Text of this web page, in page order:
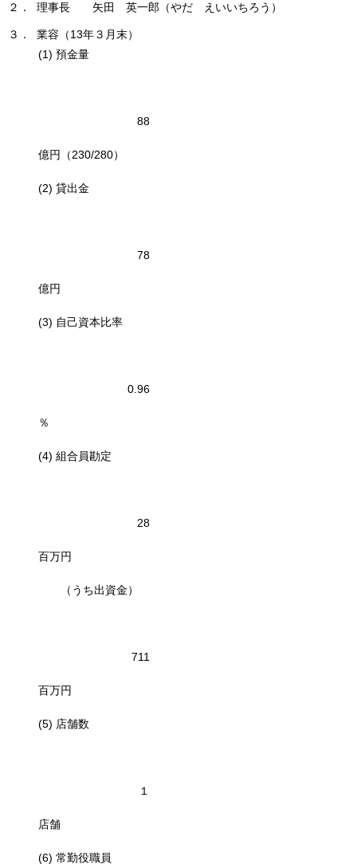
２． 理事長 矢田 英一郎（やだ えいいちろう）
３． 業容（13年３月末）
(1) 預金量
88
億円（230/280）
(2) 貸出金
78
億円
(3) 自己資本比率
0.96
％
(4) 組合員勘定
28
百万円
（うち出資金）
711
百万円
(5) 店舗数
１
店舗
(6) 常勤役職員